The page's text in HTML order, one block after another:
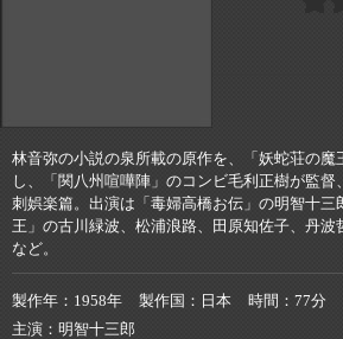
林音弥の小説の泉所載の原作を、「妖蛇荘の魔
し、「関八州喧嘩陣」のコンビ毛利正樹が監
刺娯楽篇。出演は「毒婦高橋お伝」の明智十三
王」の古川緑波、松浦浪路、田原知佐子、丹波
など。
製作年 1958年 製作国 日本 時間 77分
主演
明智十三郎